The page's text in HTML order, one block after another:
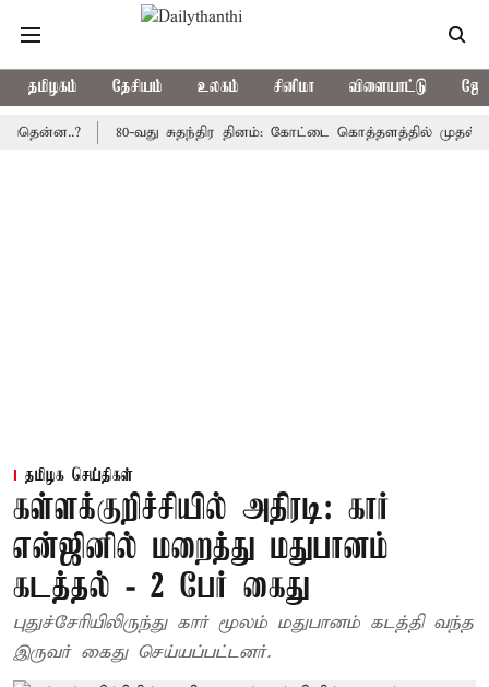
தமிழகம் தேசியம் உலகம் சினிமா விளையாட்டு
80-வது சுதந்திர தினம்: கோட்டை கொத்தளத்தில் முதல்
தமிழக செய்திகள்
கள்ளக்குறிச்சியில் அதிரடி: கார்
என்ஜினில் மறைத்து மதுபானம்
கடத்தல் - 2 பேர் கைது
புதுச்சேரியிலிருந்து கார் மூலம் மதுபானம் கடத்தி வந்த
இருவர் கைது செய்யப்பட்டனர்.